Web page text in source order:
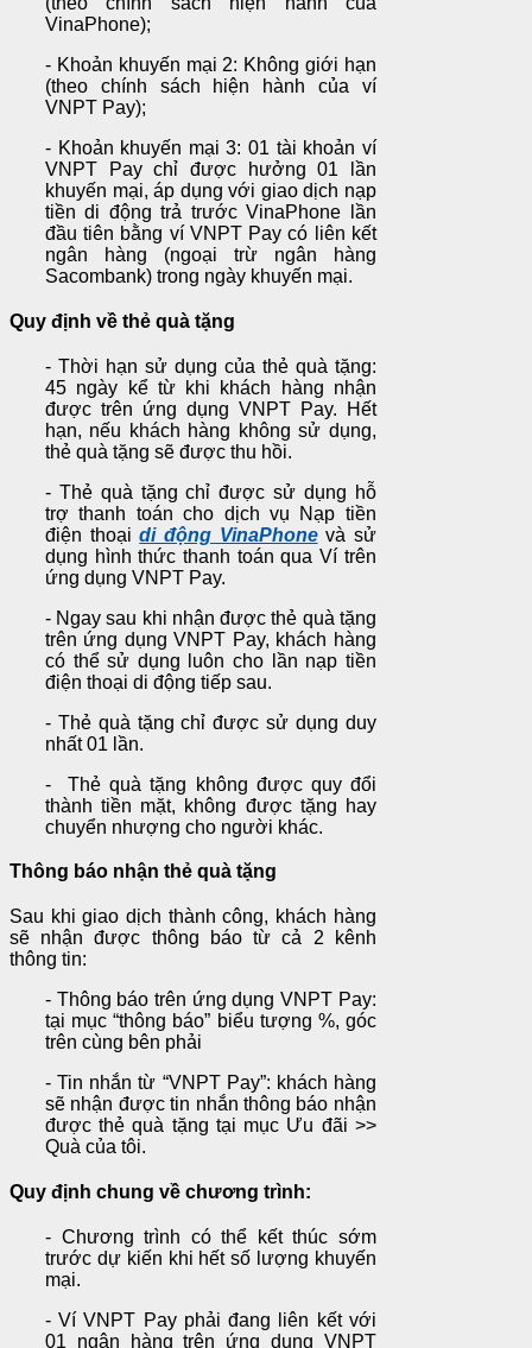
VinaPhone);
- Khoản khuyến mại 2: Không giới hạn
(theo chính sách hiện hành của ví
VNPT Pay);
- Khoản khuyến mại 3: 01 tài khoản ví
VNPT Pay chỉ được hưởng 01 lần
khuyến mại, áp dụng với giao dịch nạp
tiền di động trả trước VinaPhone lần
đầu tiên bằng ví VNPT Pay có liên kết
ngân hàng (ngoại trừ ngân hàng
Sacombank) trong ngày khuyến mại.
Quy định về thẻ quà tặng
- Thời hạn sử dụng của thẻ quà tặng:
45 ngày kể từ khi khách hàng nhận
được trên ứng dụng VNPT Pay. Hết
hạn, nếu khách hàng không sử dụng,
thẻ quà tặng sẽ được thu hồi.
- Thẻ quà tặng chỉ được sử dụng hỗ
trợ thanh toán cho dịch vụ Nạp tiền
điện thoạidi động VinaPhonevà sử
dụng hình thức thanh toán qua Ví trên
ứng dụng VNPT Pay.
- Ngay sau khi nhận được thẻ quà tặng
trên ứng dụng VNPT Pay, khách hàng
có thể sử dụng luôn cho lần nạp tiền
điện thoại di động tiếp sau.
- Thẻ quà tặng chỉ được sử dụng duy
nhất 01 lần.
- Thẻ quà tặng không được quy đổi
thành tiền mặt, không được tặng hay
chuyển nhượng cho người khác.
Thông báo nhận thẻ quà tặng
Sau khi giao dịch thành công, khách hàng
sẽ nhận được thông báo từ cả 2 kênh
thông tin:
- Thông báo trên ứng dụng VNPT Pay:
tại mục “thông báo” biểu tượng %, góc
trên cùng bên phải
- Tin nhắn từ “VNPT Pay”: khách hàng
sẽ nhận được tin nhắn thông báo nhận
được thẻ quà tặng tại mục Ưu đãi >>
Quà của tôi.
Quy định chung về chương trình:
- Chương trình có thể kết thúc sớm
trước dự kiến khi hết số lượng khuyến
mại.
- Ví VNPT Pay phải đang liên kết với
01 ngân hàng trên ứng dụng VNPT